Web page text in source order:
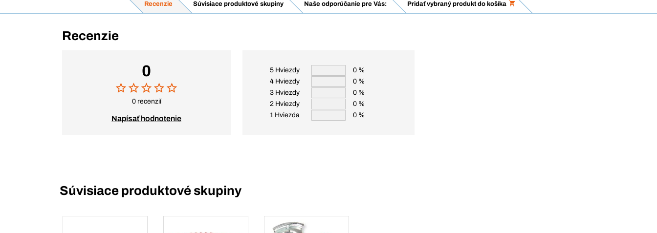
Recenzie Súvisiace produktové skupiny Naše odporúčanie pre Vás: Pridať vybraný produkt do košíka
Recenzie
0
0 recenzií
Napísať hodnotenie
5 Hviezdy
0 %
4 Hviezdy
0 %
3 Hviezdy
0 %
2 Hviezdy
0 %
1 Hviezda
0 %
Súvisiace produktové skupiny